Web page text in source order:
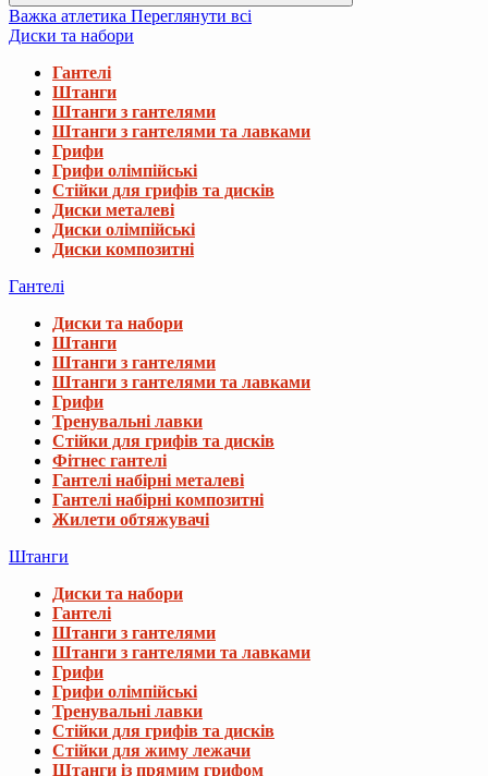
Важка атлетика Переглянути всі
Диски та набори
Гантелі
Штанги
Штанги з гантелями
Штанги з гантелями та лавками
Грифи
Грифи олімпійські
Стійки для грифів та дисків
Диски металеві
Диски олімпійські
Диски композитні
Гантелі
Диски та набори
Штанги
Штанги з гантелями
Штанги з гантелями та лавками
Грифи
Тренувальні лавки
Стійки для грифів та дисків
Фітнес гантелі
Гантелі набірні металеві
Гантелі набірні композитні
Жилети обтяжувачі
Штанги
Диски та набори
Гантелі
Штанги з гантелями
Штанги з гантелями та лавками
Грифи
Грифи олімпійські
Тренувальні лавки
Стійки для грифів та дисків
Стійки для жиму лежачи
Штанги із прямим грифом